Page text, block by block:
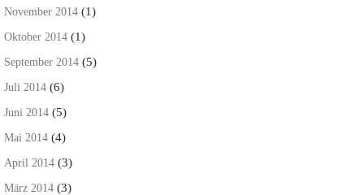
November 2014 (1)
Oktober 2014 (1)
September 2014 (5)
Juli 2014 (6)
Juni 2014 (5)
Mai 2014 (4)
April 2014 (3)
März 2014 (3)